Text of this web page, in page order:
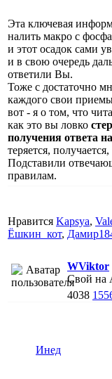
Эта ключевая
налить макро с
и этот осадок сами
и в свою очередь
ответили Вы.
Тоже с достаточно
каждого свои
вот - я о том, что
как это вы ловко
получения ответа
теряется,
Подставили
правилам.
Нравится Kapsya,
Ёшкин_кот,
WViktor
Свой на
4038
Инед